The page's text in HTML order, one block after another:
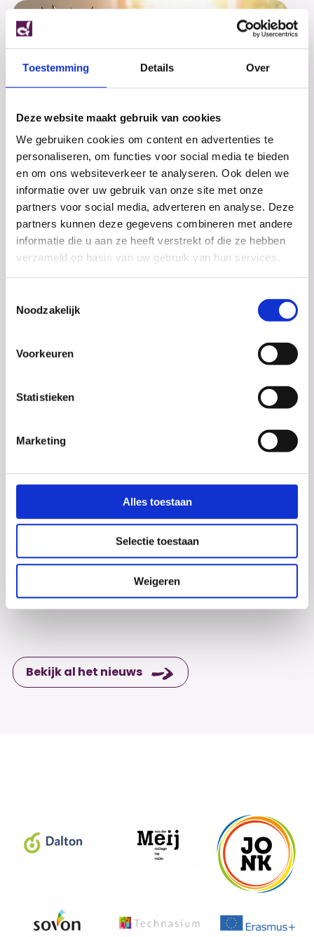
Toestemming Details Over
Deze website maakt gebruik van cookies
We gebruiken cookies om content en advertenties te
personaliseren, om functies voor social media te bieden
en om ons websiteverkeer te analyseren. Ook delen we
informatie over uw gebruik van onze site met onze
partners voor social media, adverteren en analyse. Deze
partners kunnen deze gegevens combineren met andere
informatie die u aan ze heeft verstrekt of die ze hebben
verzameld op basis van uw gebruik van hun services.
Noodzakelijk
Voorkeuren
Statistieken
Marketing
Alles toestaan
Selectie toestaan
Weigeren
Examens!
De eerste twee dagen van het CSE zijn inmiddels
voorbij. Het Dalton College wenst al haar
examenleerlingen voor alle komende examens succes!
Debat
De derde klassen hebben een boeiend debat gevoerd
over de stelling: mogen ouders hun kind tot 18 jaar
tracken? Zowel de voor- als tegenstanders...
Bekijk al het nieuws